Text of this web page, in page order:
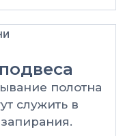
полотна
служить в
запирания.